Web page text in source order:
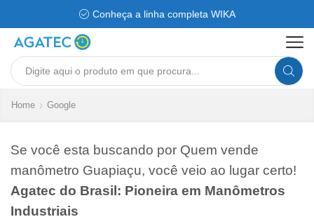
Conheça a linha completa WIKA
Search
Home Google
Se você esta buscando por Quem vende
manômetro Guapiaçu, você veio ao lugar certo!
Agatec do Brasil: Pioneira em Manômetros
Industriais